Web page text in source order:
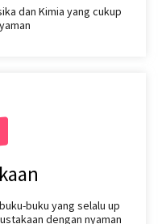
dan Kimia yang cukup
buku yang selalu up
dengan nyaman